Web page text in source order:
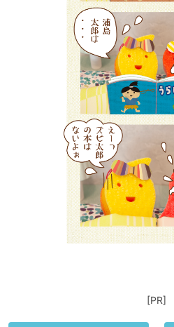
[PR]